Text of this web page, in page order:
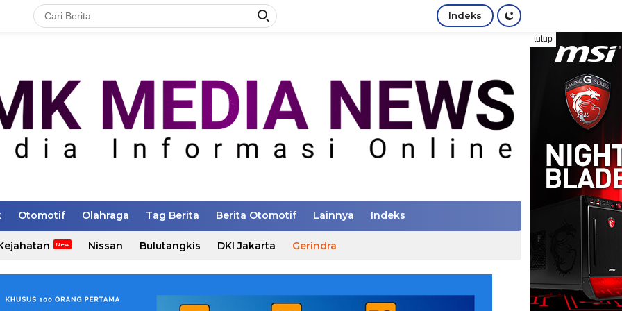
Indeks
tutup
Otomotif Olahraga Tag Berita Berita Otomotif Lainnya Indeks
Nissan Bulutangkis DKI Jakarta Gerindra